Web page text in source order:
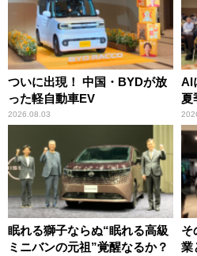
ついに出現！ 中国・BYDが放
った軽自動車EV
2026.08.03
AI
夏
眠れる獅子ならぬ“眠れる高級
ミニバンの元祖”覚醒なるか？
そ
業